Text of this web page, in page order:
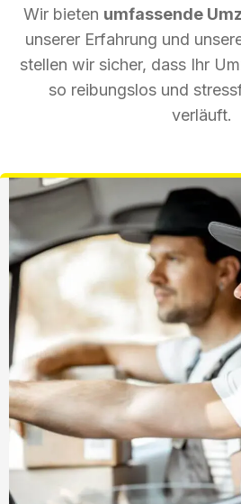
Wir bieten umfassende
unserer Erfahrung und
stellen wir sicher, dass Ihr
so reibungslos und
verläuft.